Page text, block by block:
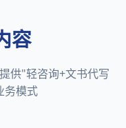
容
供"轻咨询+文书代写
务模式